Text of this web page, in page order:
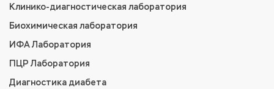
Клинико-диагностическая лаборатория
Биохимическая лаборатория
ИФА Лаборатория
ПЦР Лаборатория
Диагностика диабета